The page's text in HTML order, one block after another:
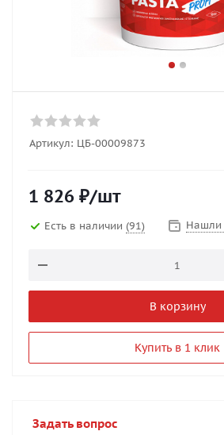
Артикул: ЦБ-00009873
1 826 ₽/шт
Есть в наличии (91) Нашли
В корзину
Купить в 1 клик
Задать вопрос